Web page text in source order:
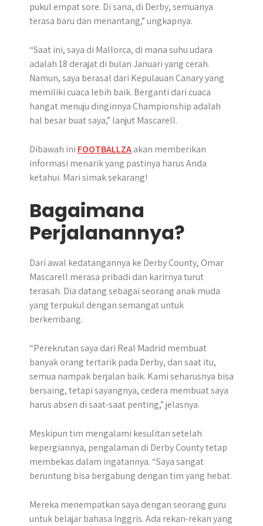
pukul empat sore. Di sana, di Derby, semuanya
terasa baru dan menantang,” ungkapnya.
“Saat ini, saya di Mallorca, di mana suhu udara
adalah 18 derajat di bulan Januari yang cerah.
Namun, saya berasal dari Kepulauan Canary yang
memiliki cuaca lebih baik. Berganti dari cuaca
hangat menuju dinginnya Championship adalah
hal besar buat saya,” lanjut Mascarell.
Dibawah ini FOOTBALLZAakan memberikan
informasi menarik yang pastinya harus Anda
ketahui. Mari simak sekarang!
Bagaimana
Perjalanannya?
Dari awal kedatangannya ke Derby County, Omar
Mascarell merasa pribadi dan karirnya turut
terasah. Dia datang sebagai seorang anak muda
yang terpukul dengan semangat untuk
berkembang.
“Perekrutan saya dari Real Madrid membuat
banyak orang tertarik pada Derby, dan saat itu,
semua nampak berjalan baik. Kami seharusnya bisa
bersaing, tetapi sayangnya, cedera membuat saya
harus absen di saat-saat penting,” jelasnya.
Meskipun tim mengalami kesulitan setelah
kepergiannya, pengalaman di Derby County tetap
membekas dalam ingatannya. “Saya sangat
beruntung bisa bergabung dengan tim yang hebat.
Mereka menempatkan saya dengan seorang guru
untuk belajar bahasa Inggris. Ada rekan-rekan yang